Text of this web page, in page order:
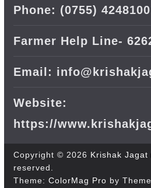
Phone: (0755) 4248100
Farmer Help Line-
Email:
Website:
https://
Copyright © 2026 Krishak
reserved.
Theme: ColorMag Pro by